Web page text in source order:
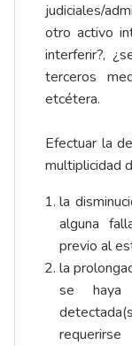
judiciales/
otro activo
interferir?,
terceros
etcétera.
Efectuar la
multiplicidad
la
alguna
previo al
la
se haya